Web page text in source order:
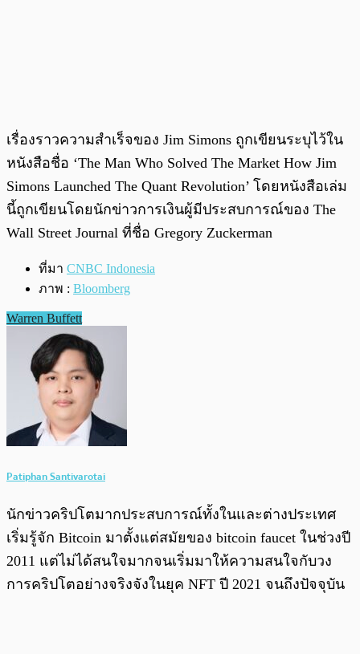
เรื่องราวความสำเร็จของ Jim Simons ถูกเขียนระบุไว้ใน
หนังสือชื่อ ‘The Man Who Solved The Market How Jim
Simons Launched The Quant Revolution’ โดยหนังสือเล่ม
นี้ถูกเขียนโดยนักข่าวการเงินผู้มีประสบการณ์ของ The
Wall Street Journal ที่ชื่อ Gregory Zuckerman
ที่มา CNBC Indonesia
ภาพ : Bloomberg
Warren Buffett
Patiphan Santivarotai
นักข่าวคริปโตมากประสบการณ์ทั้งในและต่างประเทศ
เริ่มรู้จัก Bitcoin มาตั้งแต่สมัยของ bitcoin faucet ในช่วงปี
2011 แต่ไม่ได้สนใจมากจนเริ่มมาให้ความสนใจกับวง
การคริปโตอย่างจริงจังในยุค NFT ปี 2021 จนถึงปัจจุบัน